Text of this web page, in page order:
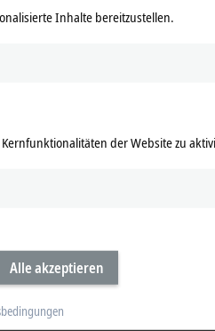
Inhalte bereitzustellen.
der Website zu
Alle akzeptieren